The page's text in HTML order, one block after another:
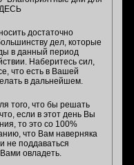
достаточно
дел, которые
в данный период
Наберитесь сил,
что есть в Вашей
в дальнейшем.
того, что бы решать
если в этот день Вы
то это со 100%
что Вам наверняка
не поддаваться
овладеть.